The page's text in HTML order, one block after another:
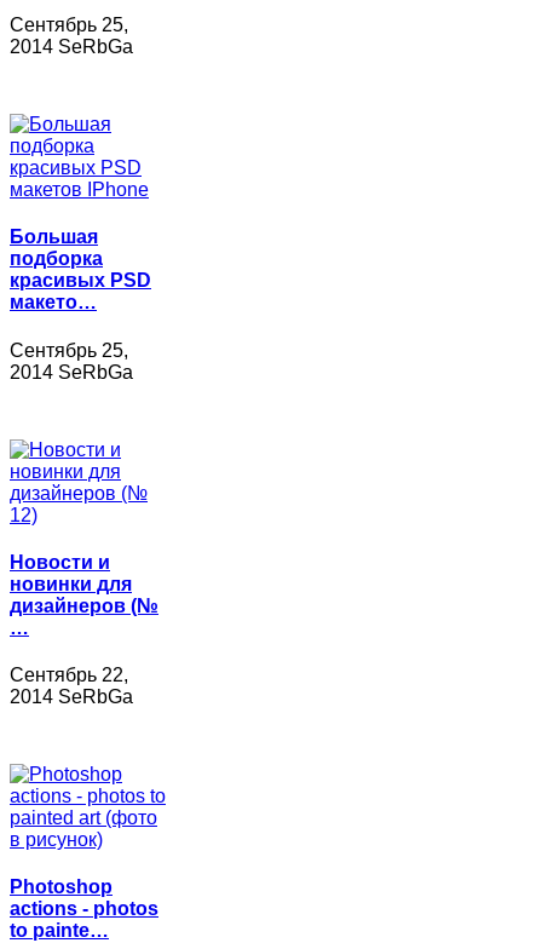
Сентябрь 25,
2014 SeRbGa
Большая
подборка
красивых PSD
макето…
Сентябрь 25,
2014 SeRbGa
Новости и
новинки для
дизайнеров (№
…
Сентябрь 22,
2014 SeRbGa
Photoshop
actions - photos
to painte…